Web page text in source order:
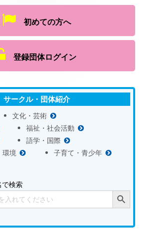
初めての方へ
登録団体ログイン
サークル・団体紹介
文化・芸術
福祉・社会活動
語学・国際
環境
子育て・青少年
検索
Search Button